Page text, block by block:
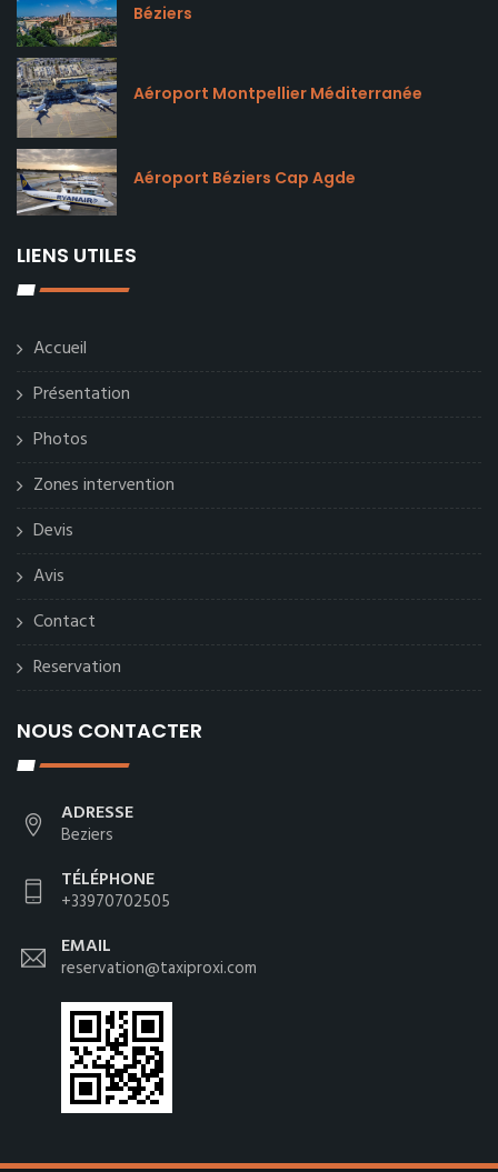
Béziers
Aéroport Montpellier Méditerranée
Aéroport Béziers Cap Agde
LIENS UTILES
Accueil
Présentation
Photos
Zones intervention
Devis
Avis
Contact
Reservation
NOUS CONTACTER
ADRESSE
Beziers
TÉLÉPHONE
+33970702505
EMAIL
reservation@taxiproxi.com